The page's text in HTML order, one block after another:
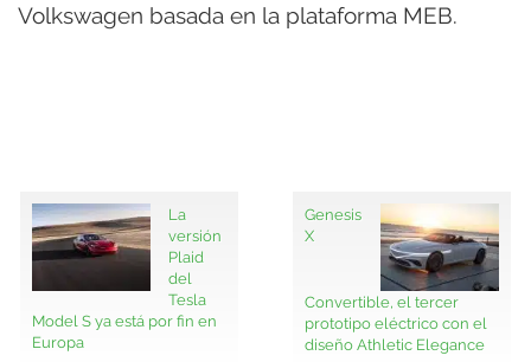
Volkswagen basada en la plataforma MEB.
La
versión
Plaid
del
Tesla
Model S ya está por fin en
Europa
Genesis
X
Convertible, el tercer
prototipo eléctrico con el
diseño Athletic Elegance